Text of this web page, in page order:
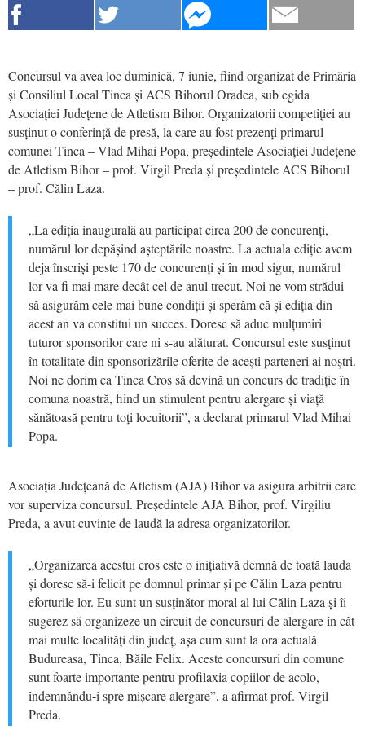
Concursul va avea loc duminică, 7 iunie, fiind organizat de Primăria
și Consiliul Local Tinca și ACS Bihorul Oradea, sub egida
Asociației Județene de Atletism Bihor. Organizatorii competiției au
susținut o conferință de presă, la care au fost prezenți primarul
comunei Tinca – Vlad Mihai Popa, președintele Asociației Județene
de Atletism Bihor – prof. Virgil Preda și președintele ACS Bihorul
– prof. Călin Laza.
„La ediția inaugurală au participat circa 200 de concurenți,
numărul lor depășind așteptările noastre. La actuala ediție avem
deja înscriși peste 170 de concurenți și în mod sigur, numărul
lor va fi mai mare decât cel de anul trecut. Noi ne vom strădui
să asigurăm cele mai bune condiții și sperăm că și ediția din
acest an va constitui un succes. Doresc să aduc mulțumiri
tuturor sponsorilor care ni s-au alăturat. Concursul este susținut
în totalitate din sponsorizările oferite de acești parteneri ai noștri.
Noi ne dorim ca Tinca Cros să devină un concurs de tradiție în
comuna noastră, fiind un stimulent pentru alergare și viață
sănătoasă pentru toți locuitorii”, a declarat primarul Vlad Mihai
Popa.
Asociația Județeană de Atletism (AJA) Bihor va asigura arbitrii care
vor superviza concursul. Președintele AJA Bihor, prof. Virgiliu
Preda, a avut cuvinte de laudă la adresa organizatorilor.
„Organizarea acestui cros este o inițiativă demnă de toată lauda
și doresc să-i felicit pe domnul primar și pe Călin Laza pentru
eforturile lor. Eu sunt un susținător moral al lui Călin Laza și îi
sugerez să organizeze un circuit de concursuri de alergare în cât
mai multe localități din județ, așa cum sunt la ora actuală
Budureasa, Tinca, Băile Felix. Aceste concursuri din comune
sunt foarte importante pentru profilaxia copiilor de acolo,
îndemnându-i spre mișcare alergare”, a afirmat prof. Virgil
Preda.